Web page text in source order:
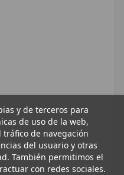
y de terceros para
de uso de la web,
de navegación
del usuario y otras
También permitimos el
con redes sociales.